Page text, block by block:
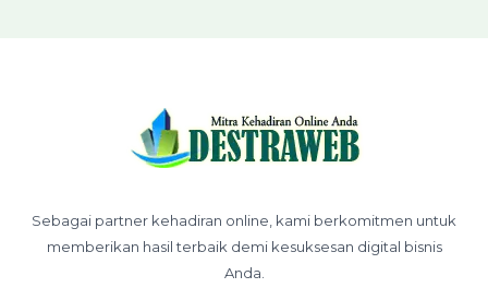
Sebagai partner kehadiran online, kami berkomitmen untuk
memberikan hasil terbaik demi kesuksesan digital bisnis
Anda.